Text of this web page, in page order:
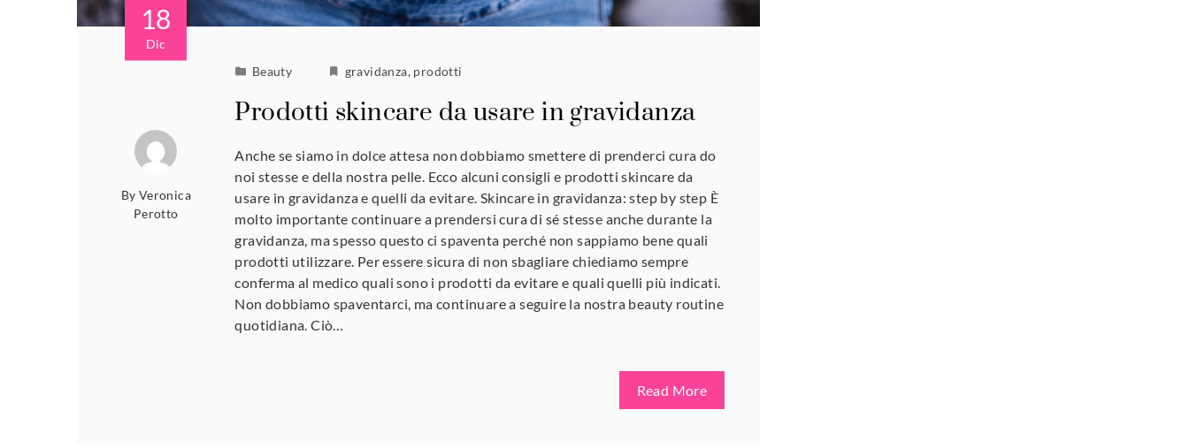
18
Dic
By Veronica
Perotto
Beauty gravidanza, prodotti
Prodotti skincare da usare in gravidanza
Anche se siamo in dolce attesa non dobbiamo smettere di prenderci cura do
noi stesse e della nostra pelle. Ecco alcuni consigli e prodotti skincare da
usare in gravidanza e quelli da evitare. Skincare in gravidanza: step by step È
molto importante continuare a prendersi cura di sé stesse anche durante la
gravidanza, ma spesso questo ci spaventa perché non sappiamo bene quali
prodotti utilizzare. Per essere sicura di non sbagliare chiediamo sempre
conferma al medico quali sono i prodotti da evitare e quali quelli più indicati.
Non dobbiamo spaventarci, ma continuare a seguire la nostra beauty routine
quotidiana. Ciò…
Read More